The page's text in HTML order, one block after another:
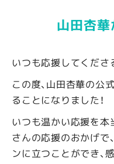
山田杏
いつも応援してくださ
この度、山田杏華の公
ることになりました！
いつも温かい応援を本
さんの応援のおかげで
ンに立つことができ、